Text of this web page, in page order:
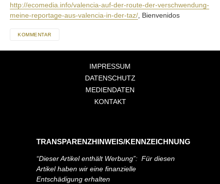
http://ecomedia.info/valencia-auf-der-route-der-verschwendung-
meine-reportage-aus-valencia-in-der-taz/ , Bienvenidos
KOMMENTAR
IMPRESSUM
DATENSCHUTZ
MEDIENDATEN
KONTAKT
TRANSPARENZHINWEIS/KENNZEICHNUNG
“Dieser Artikel enthält Werbung”: Für diesen
Artikel haben wir eine finanzielle
Entschädigung erhalten